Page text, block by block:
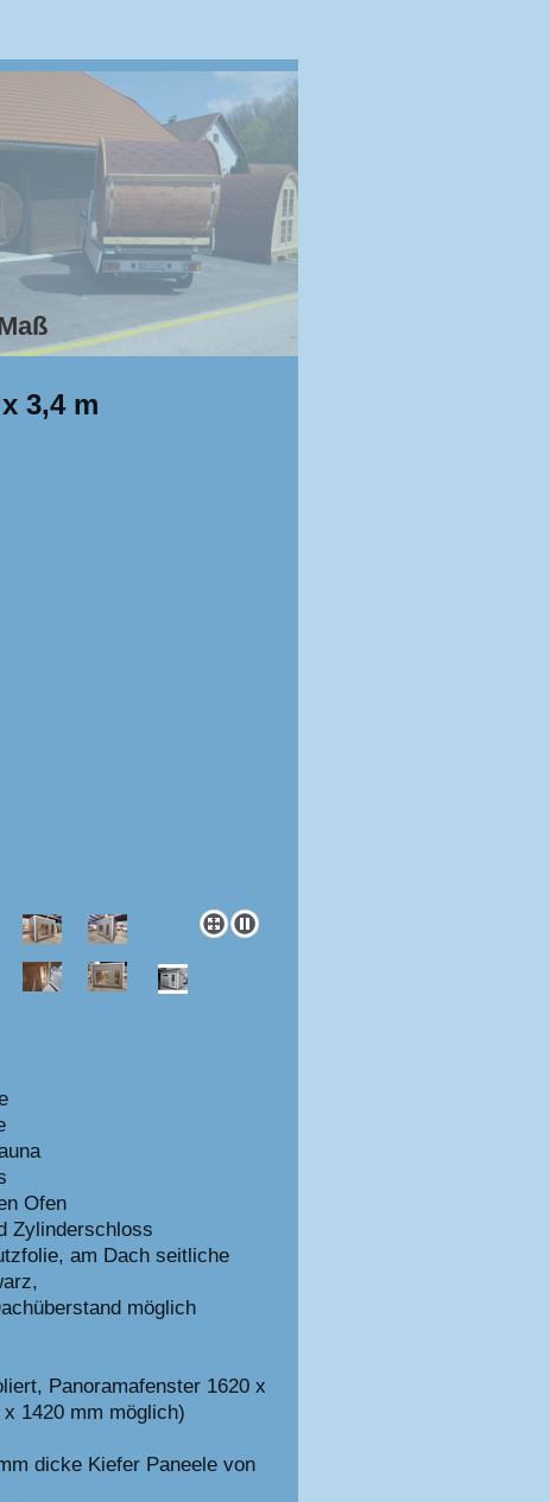
3,4 m
Ofen
Zylinderschloss
am Dach seitliche
möglich
Panoramafenster 1620 x
1420 mm möglich)
dicke Kiefer Paneele von